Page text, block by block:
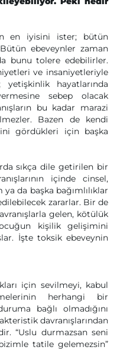
en iyisini ister; bütün
ebeveynler zaman
bunu tolere edebilirler.
ve insaniyetleriyle
yetişkinlik hayatlarında
sebep olacak
bu kadar marazi
Bazen de kendi
gördükleri için başka
sıkça dile getirilen bir
içinde cinsel,
da başka bağımlılıklar
zararlar. Bir de
gelen, kötülük
kişilik gelişimini
İşte toksik ebeveynin
için sevilmeyi, kabul
herhangi bir
bağlı olmadığını
davranışlarından
“Uslu durmazsan seni
tatile gelemezsin”